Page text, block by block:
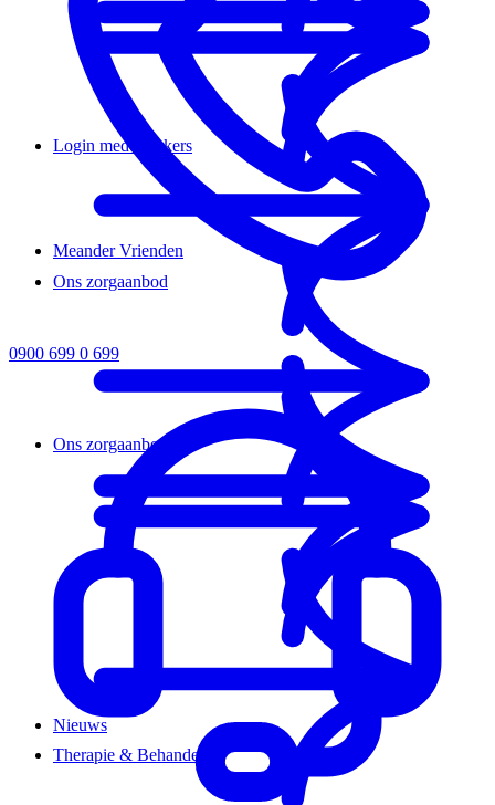
Ons zorgaanbod
Therapie & Behandeling
Ons zorgaanbod
Login medewerkers
Meander Vrienden
Nieuws
0900 699 0 699